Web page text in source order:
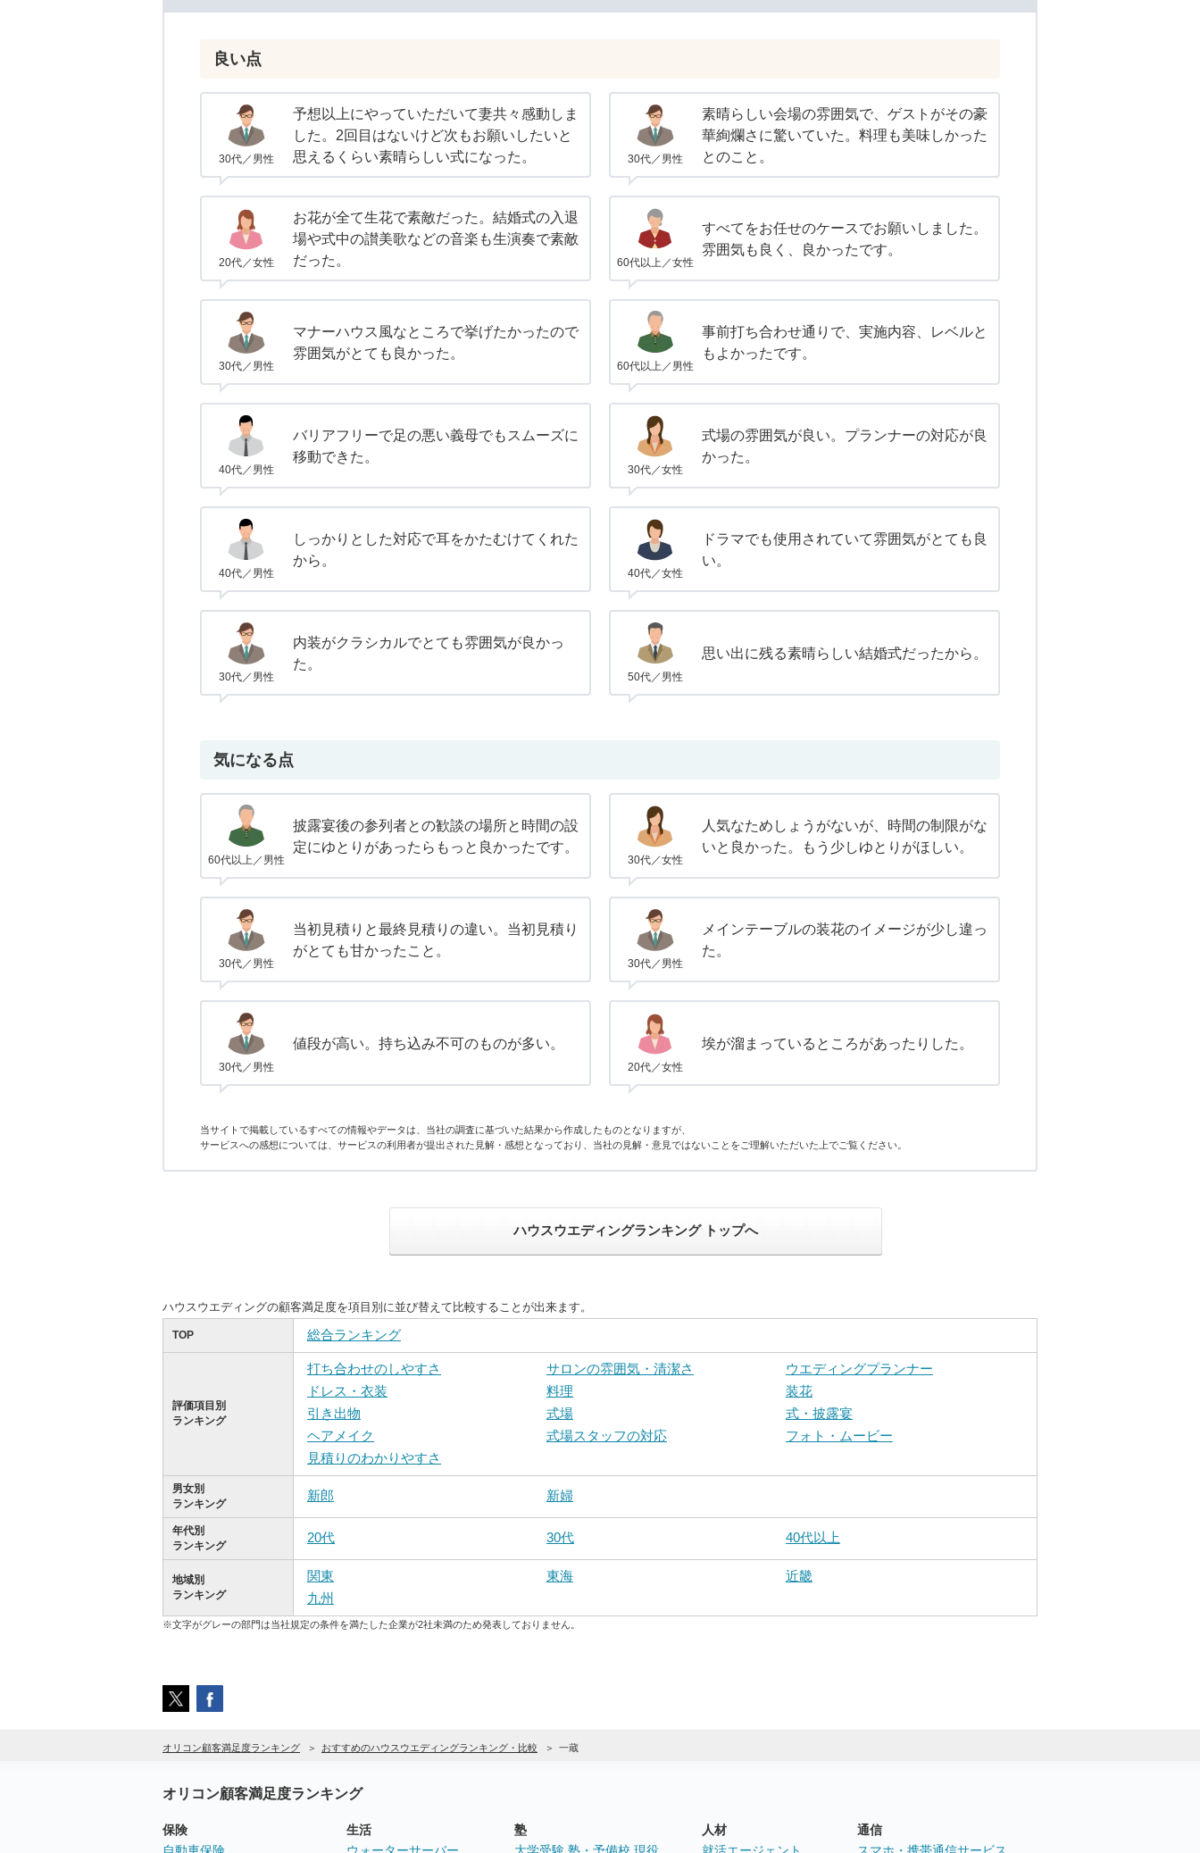
良い点
30代／男性
予想以上にやっていただいて妻共々感動しま
した。2回目はないけど次もお願いしたいと
思えるくらい素晴らしい式になった。
30代／男性
素晴らしい会場の雰囲気で、ゲストがその豪
華絢爛さに驚いていた。料理も美味しかった
とのこと。
20代／女性
お花が全て生花で素敵だった。結婚式の入退
場や式中の讃美歌などの音楽も生演奏で素敵
だった。
60代以上／女性
すべてをお任せのケースでお願いしました。
雰囲気も良く、良かったです。
30代／男性
マナーハウス風なところで挙げたかったので
雰囲気がとても良かった。
60代以上／男性
事前打ち合わせ通りで、実施内容、レベルと
もよかったです。
40代／男性
バリアフリーで足の悪い義母でもスムーズに
移動できた。
30代／女性
式場の雰囲気が良い。プランナーの対応が良
かった。
40代／男性
しっかりとした対応で耳をかたむけてくれた
から。
40代／女性
ドラマでも使用されていて雰囲気がとても良
い。
30代／男性
内装がクラシカルでとても雰囲気が良かっ
た。
50代／男性
思い出に残る素晴らしい結婚式だったから。
気になる点
60代以上／男性
披露宴後の参列者との歓談の場所と時間の設
定にゆとりがあったらもっと良かったです。
30代／女性
人気なためしょうがないが、時間の制限がな
いと良かった。もう少しゆとりがほしい。
30代／男性
当初見積りと最終見積りの違い。当初見積り
がとても甘かったこと。
30代／男性
メインテーブルの装花のイメージが少し違っ
た。
30代／男性
値段が高い。持ち込み不可のものが多い。
20代／女性
埃が溜まっているところがあったりした。
当サイトで掲載しているすべての情報やデータは、当社の調査に基づいた結果から作成したものとなりますが、
サービスへの感想については、サービスの利用者が提出された見解・感想となっており、当社の見解・意見ではないことをご理解いただいた上でご覧ください。
ハウスウエディングランキング トップへ
ハウスウエディングの顧客満足度を項目別に並び替えて比較することが出来ます。
TOP 総合ランキング
評価項目別
ランキング
打ち合わせのしやすさ サロンの雰囲気・清潔さ
ウエディングプランナー
ドレス・衣装
料理
装花
引き出物
式場
式・披露宴
ヘアメイク
式場スタッフの対応
フォト・ムービー
見積りのわかりやすさ
男女別
ランキング
新郎 新婦
年代別
ランキング
20代 30代 40代以上
地域別
ランキング
関東 東海
近畿
九州
※文字がグレーの部門は当社規定の条件を満たした企業が2社未満のため発表しておりません。
オリコン顧客満足度ランキング おすすめのハウスウエディングランキング・比較 一蔵
オリコン顧客満足度ランキング
保険
生活
塾
人材
通信